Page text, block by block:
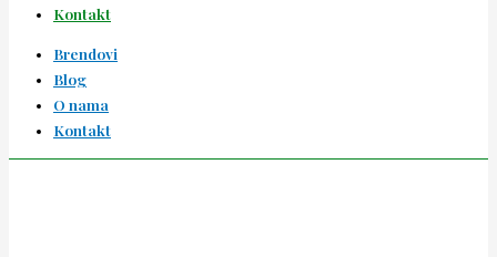
Kontakt
Brendovi
Blog
O nama
Kontakt